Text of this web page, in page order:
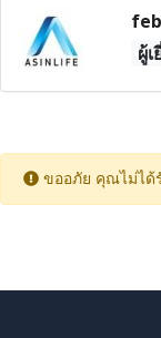
ผู้
ขออภัย คุณไม่ได้